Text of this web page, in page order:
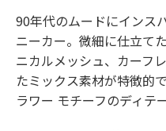
90年代のムードにインス
ニーカー。微細に仕立て
ニカルメッシュ、カーフ
たミックス素材が特徴的
ラワー モチーフのディテ